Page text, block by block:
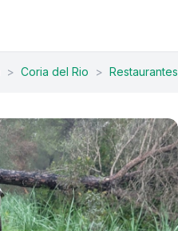
> Coria del Rio > Restaurantes